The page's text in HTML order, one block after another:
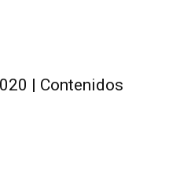
| Contenidos